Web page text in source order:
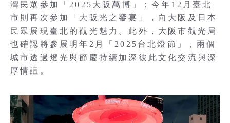
灣民眾參加「2025大阪萬博」；今年12月臺北
市則再次參加「大阪光之饗宴」，向大阪及日本
民眾展現臺北的觀光魅力。此外，大阪市觀光局
也確認將參展明年2月「2025台北燈節」，兩個
城市透過燈光與節慶持續加深彼此文化交流與深
厚情誼。